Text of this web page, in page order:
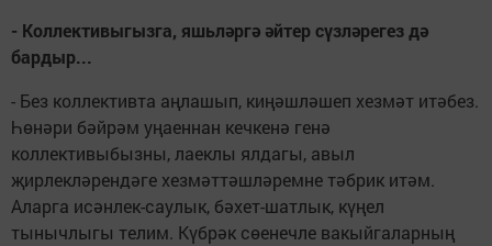
- Коллективыгызга, яшьләргә әйтер сүзләрегез дә
бардыр...
- Без коллективта аңлашып, киңәшләшеп хезмәт итәбез.
Һөнәри бәйрәм уңаеннан кечкенә генә
коллективыбызны, лаеклы ялдагы, авыл
җирлекләрендәге хезмәттәшләремне тәбрик итәм.
Аларга исәнлек-саулык, бәхет-шатлык, күңел
тынычлыгы телим. Күбрәк сөенечле вакыйгаларның